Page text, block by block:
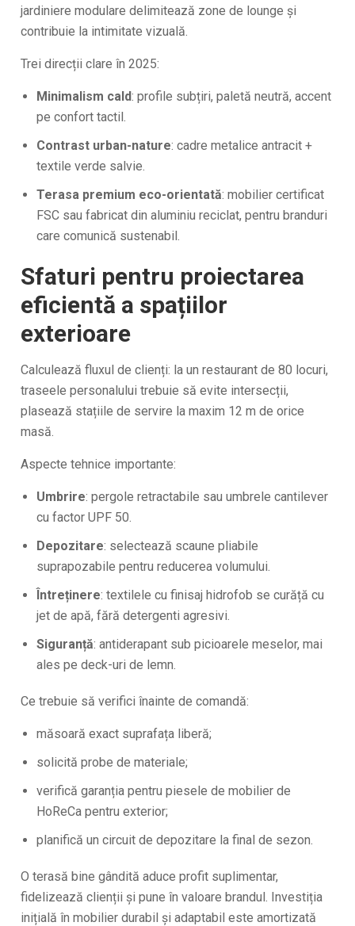
jardiniere modulare delimitează zone de lounge și
contribuie la intimitate vizuală.
Trei direcții clare în 2025:
Minimalism cald: profile subțiri, paletă neutră, accent
pe confort tactil.
Contrast urban-nature: cadre metalice antracit +
textile verde salvie.
Terasa premium eco-orientată: mobilier certificat
FSC sau fabricat din aluminiu reciclat, pentru branduri
care comunică sustenabil.
Sfaturi pentru proiectarea
eficientă a spațiilor
exterioare
Calculează fluxul de clienți: la un restaurant de 80 locuri,
traseele personalului trebuie să evite intersecții,
plasează stațiile de servire la maxim 12 m de orice
masă.
Aspecte tehnice importante:
Umbrire: pergole retractabile sau umbrele cantilever
cu factor UPF 50.
Depozitare: selectează scaune pliabile
suprapozabile pentru reducerea volumului.
Întreținere: textilele cu finisaj hidrofob se curăță cu
jet de apă, fără detergenti agresivi.
Siguranță: antiderapant sub picioarele meselor, mai
ales pe deck-uri de lemn.
Ce trebuie să verifici înainte de comandă:
măsoară exact suprafața liberă;
solicită probe de materiale;
verifică garanția pentru piesele de mobilier de
HoReCa pentru exterior;
planifică un circuit de depozitare la final de sezon.
O terasă bine gândită aduce profit suplimentar,
fidelizează clienții și pune în valoare brandul. Investiția
inițială în mobilier durabil și adaptabil este amortizată